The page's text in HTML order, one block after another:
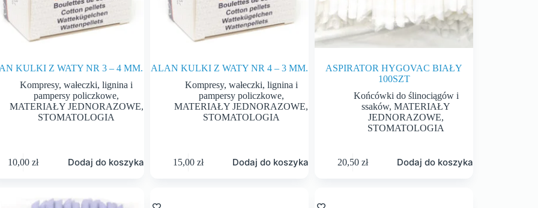
KULKI Z WATY NR 3 – 4 MM.
Kompresy, wałeczki, lignina i
pampersy policzkowe,
MATERIAŁY JEDNORAZOWE,
STOMATOLOGIA
10,00zł Dodaj do koszyka
ALAN KULKI Z WATY NR 4 – 3 MM.
Kompresy, wałeczki, lignina i
pampersy policzkowe,
MATERIAŁY JEDNORAZOWE,
STOMATOLOGIA
15,00 zł Dodaj do koszyka
ASPIRATOR HYGOVAC BIAŁY
100SZT
Końcówki do ślinociągów i
ssaków,MATERIAŁY
JEDNORAZOWE,
STOMATOLOGIA
20,50zł Dodaj do koszyka